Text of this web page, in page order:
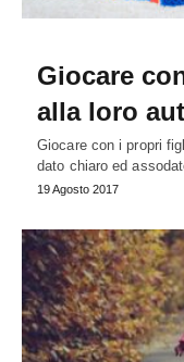
Giocare
alla loro
Giocare con i propri
dato chiaro ed
19 Agosto 2017